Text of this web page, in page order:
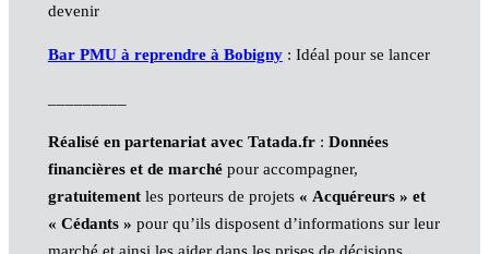
devenir
Bar PMUà reprendre à Bobigny: Idéal pour se lancer
Réalisé en partenariat avec Tatada.fr: Données
financières et de marchépour accompagner,
gratuitement les porteurs de projets « Acquéreurs » et
« Cédants » pour qu’ils disposent d’informations sur leur